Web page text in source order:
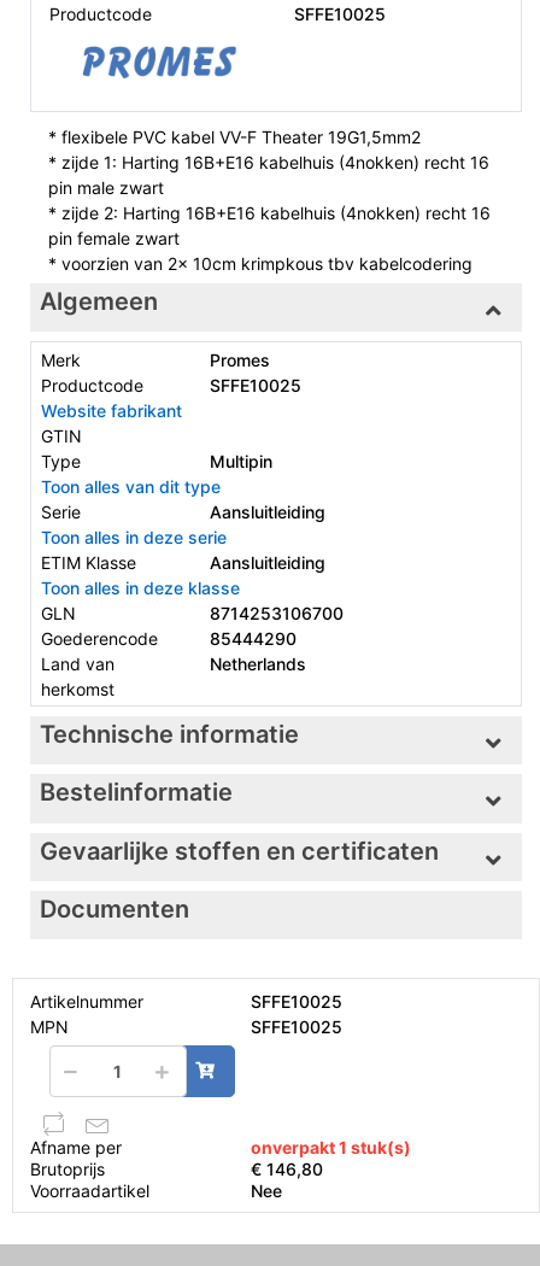
Productcode
SFFE10025
* flexibele PVC kabel VV-F Theater 19G1,5mm2
* zijde 1: Harting 16B+E16 kabelhuis (4nokken) recht 16
pin male zwart
* zijde 2: Harting 16B+E16 kabelhuis (4nokken) recht 16
pin female zwart
* voorzien van 2x 10cm krimpkous tbv kabelcodering
Algemeen
Merk
Promes
Productcode
SFFE10025
Website fabrikant
GTIN
Type
Multipin
Toon alles van dit type
Serie
Aansluitleiding
Toon alles in deze serie
ETIM Klasse
Aansluitleiding
Toon alles in deze klasse
GLN
8714253106700
Goederencode
85444290
Land van
herkomst
Netherlands
Technische informatie
Bestelinformatie
Gevaarlijke stoffen en certificaten
Documenten
Artikelnummer
SFFE10025
MPN
SFFE10025
Afname per
onverpakt 1 stuk(s)
Brutoprijs
€ 146,80
Voorraadartikel
Nee